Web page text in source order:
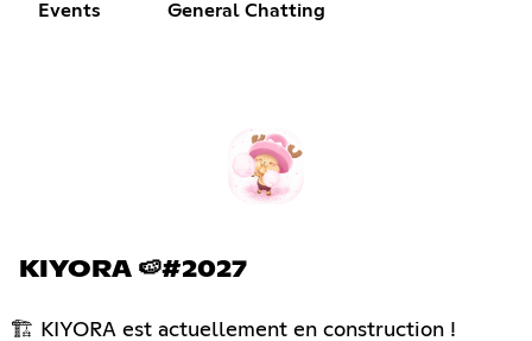
Events General Chatting
KIYORA 🍉#2027
🏗 KIYORA est actuellement en construction !